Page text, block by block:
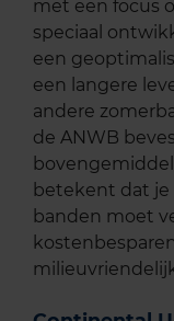
met een focus
speciaal
een
een langere
andere
de ANWB
betekent dat
banden moet